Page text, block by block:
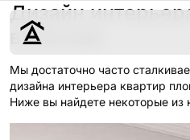
Дизайн
в Москве
Мы достаточно часто
дизайна интерьера квартир
Ниже вы найдете некоторые из